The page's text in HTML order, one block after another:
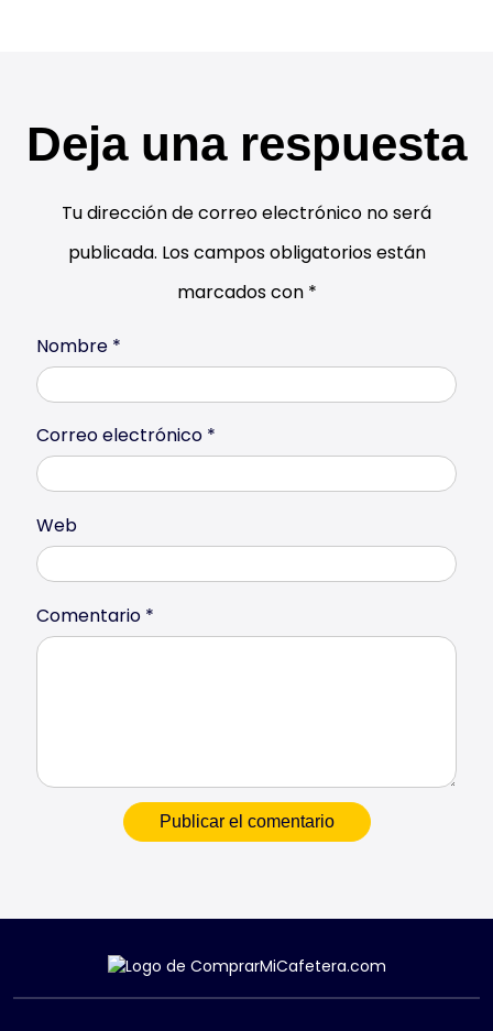
Deja una respuesta
Tu dirección de correo electrónico no será
publicada. Los campos obligatorios están
marcados con *
Comentario *
Nombre *
Correo electrónico *
Web